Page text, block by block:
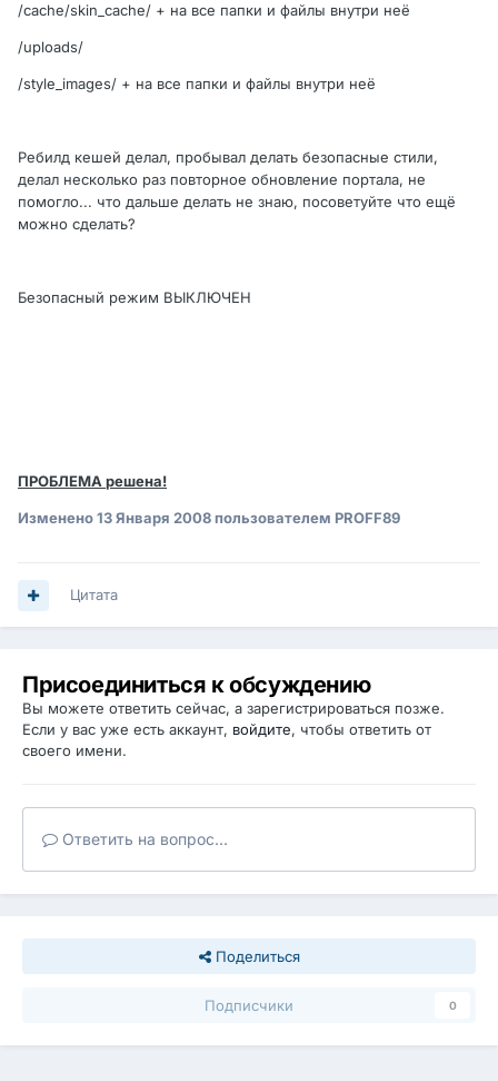
/cache/skin_cache/ + на все папки и файлы внутри неё
/uploads/
/style_images/ + на все папки и файлы внутри неё
Ребилд кешей делал, пробывал делать безопасные стили,
делал несколько раз повторное обновление портала, не
помогло... что дальше делать не знаю, посоветуйте что ещё
можно сделать?
Безопасный режим ВЫКЛЮЧЕН
ПРОБЛЕМА решена!
Изменено13 Января 2008пользователем PROFF89
Цитата
Присоединиться к обсуждению
Вы можете ответить сейчас, а зарегистрироваться позже.
Если у вас уже есть аккаунт, войдите, чтобы ответить от
своего имени.
Ответить на вопрос...
Поделиться
Подписчики 0